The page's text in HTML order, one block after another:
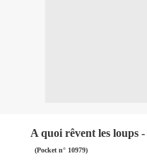
A quoi rêvent les loups -
(Pocket n° 10979)